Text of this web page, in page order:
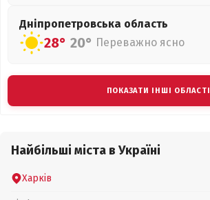
Дніпропетровська область
28° 20° Переважно ясно
ПОКАЗАТИ ІНШІ ОБЛАСТІ
Найбільші міста в Україні
Харків